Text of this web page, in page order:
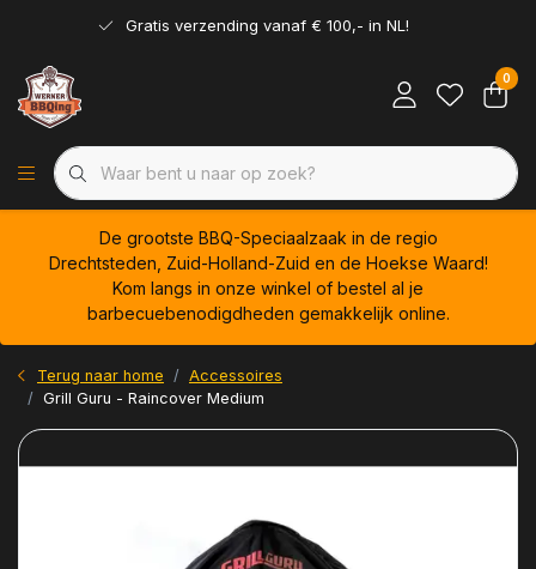
Gratis verzending vanaf € 100,- in NL!
0
De grootste BBQ-Speciaalzaak in de regio
Drechtsteden, Zuid-Holland-Zuid en de Hoekse Waard!
Kom langs in onze winkel of bestel al je
barbecuebenodigdheden gemakkelijk online.
Terug naar home
Accessoires
Grill Guru - Raincover Medium